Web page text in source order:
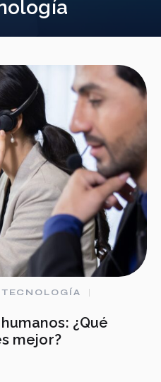
TECNOLOGÍA
¿Qué
mejor?